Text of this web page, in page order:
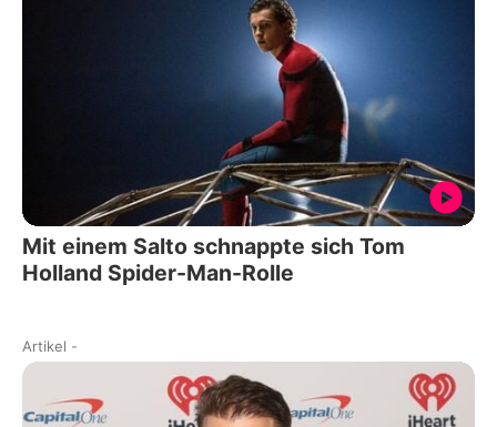
Mit einem Salto schnappte sich Tom
Holland Spider-Man-Rolle
Artikel -